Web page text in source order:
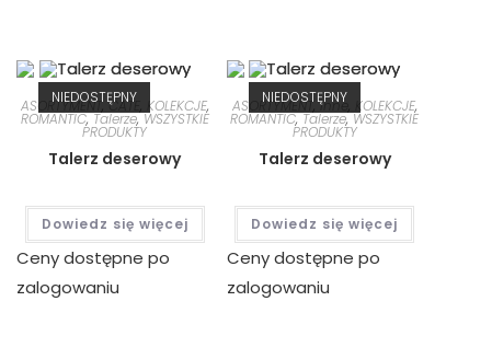
NIEDOSTĘPNY
ASORTYMENT ,CATE , KOLEKCJE,
ROMANTIC,Talerze,WSZYSTKIE
PRODUKTY
Talerz deserowy
Dowiedz się więcej
Ceny dostępne po
zalogowaniu
NIEDOSTĘPNY
ASORTYMENT,Inne , KOLEKCJE,
ROMANTIC,Talerze,WSZYSTKIE
PRODUKTY
Talerz deserowy
Dowiedz się więcej
Ceny dostępne po
zalogowaniu